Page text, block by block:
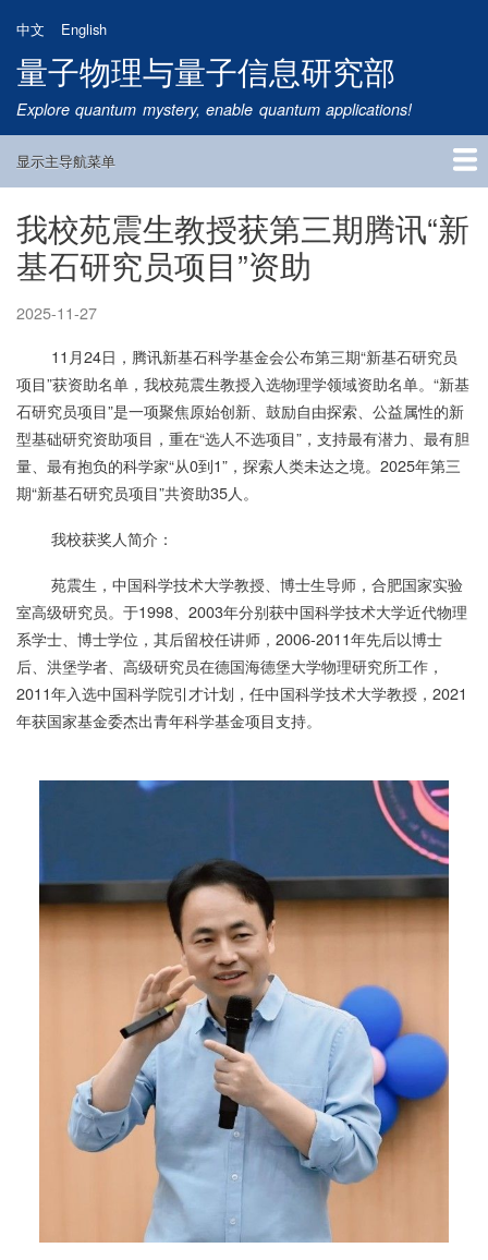
到
主
要
内
中文 English
量子物理与量子信息研究部
Explore quantum mystery, enable quantum applications!
Main
显示主导航菜单
首页
研究方向
量子卫星
团队成员
新闻动态
研究进展
学术报告
论文发表
公告通知
招生信息
相关链接
我校苑震生教授获第三期腾讯“新
基石研究员项目”资助
2025-11-27
11月24日，腾讯新基石科学基金会公布第三期“新基石研究员
项目”获资助名单，我校苑震生教授入选物理学领域资助名单。“新基
石研究员项目”是一项聚焦原始创新、鼓励自由探索、公益属性的新
型基础研究资助项目，重在“选人不选项目”，支持最有潜力、最有胆
量、最有抱负的科学家“从0到1”，探索人类未达之境。2025年第三
期“新基石研究员项目”共资助35人。
我校获奖人简介：
苑震生，中国科学技术大学教授、博士生导师，合肥国家实验
室高级研究员。于1998、2003年分别获中国科学技术大学近代物理
系学士、博士学位，其后留校任讲师，2006-2011年先后以博士
后、洪堡学者、高级研究员在德国海德堡大学物理研究所工作，
2011年入选中国科学院引才计划，任中国科学技术大学教授，2021
年获国家基金委杰出青年科学基金项目支持。